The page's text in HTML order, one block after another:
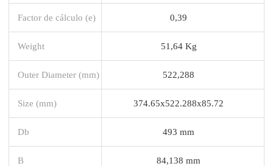
Factor de cálculo (e) 0,39
Weight 51,64 Kg
Outer Diameter (mm) 522,288
Size (mm) 374.65x522.288x85.72
Db 493 mm
B 84,138 mm